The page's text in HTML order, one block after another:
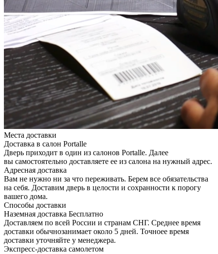
Места доставки
Доставка в салон Portalle
Дверь приходит в один из салонов Portalle. Далее
вы самостоятельно доставляете ее из салона на нужный адрес.
Адресная доставка
Вам не нужно ни за что переживать. Берем все обязательства
на себя. Доставим дверь в целости и сохранности к порогу
вашего дома.
Способы доставки
Наземная доставка Бесплатно
Доставляем по всей России и странам СНГ. Среднее время
доставки обычнозанимает около 5 дней. Точноее время
доставки уточняйте у менеджера.
Экспресс-доставка самолетом